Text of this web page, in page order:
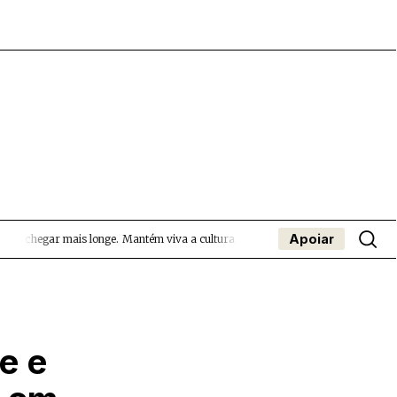
chegar mais longe. Mantém viva a cultura independente — apoia o
Apoiar
e